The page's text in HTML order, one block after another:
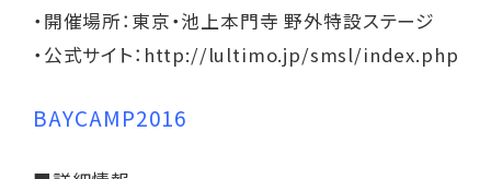
・開催場所：東京・池上本門寺 野外特設ステージ
・公式サイト： http://lultimo.jp/smsl/index.php
BAYCAMP2016